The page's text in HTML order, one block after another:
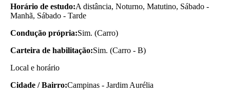
Horário de estudo:A distância, Noturno, Matutino, Sábado -
Manhã, Sábado - Tarde
Condução própria:Sim. (Carro)
Carteira de habilitação:Sim. (Carro - B)
Local e horário
Cidade / Bairro:Campinas - Jardim Aurélia